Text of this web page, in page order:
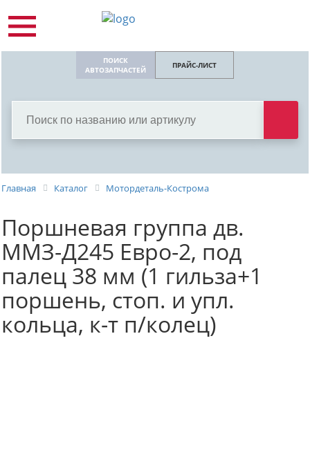
ПОИСК
АВТОЗАПЧАСТЕЙ
ПРАЙС-ЛИСТ
Главная Каталог Мотордеталь-Кострома
Поршневая группа дв.
ММЗ-Д245 Евро-2, под
палец 38 мм (1 гильза+1
поршень, стоп. и упл.
кольца, к-т п/колец)